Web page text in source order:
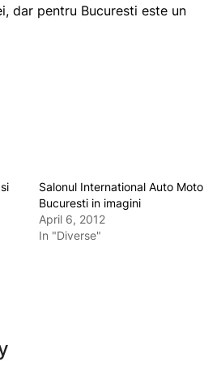
dar pentru Bucuresti este un
Salonul International Auto Moto
Bucuresti in imagini
April 6, 2012
In "Diverse"